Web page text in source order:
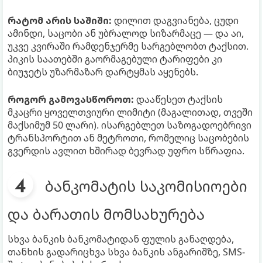
რატომ არის საშიში: დილით დაგვიანება, ცუდი
ამინდი, საცობი ან უბრალოდ სიზარმაცე — და აი,
უკვე კვირაში რამდენჯერმე სარგებლობთ ტაქსით.
პიკის საათებში გაორმაგებული ტარიფები კი
ბიუჯეტს უზარმაზარ დარტყმას აყენებს.
როგორ გამოვასწოროთ: დააწესეთ ტაქსის
მკაცრი ყოველთვიური ლიმიტი (მაგალითად, თვეში
მაქსიმუმ 50 ლარი). ისარგებლეთ საზოგადოებრივი
ტრანსპორტით ან მეტროთი, რომელიც საცობების
გვერდის ავლით ხშირად ბევრად უფრო სწრაფია.
ბანკომატის საკომისიოები
და ბარათის მომსახურება
სხვა ბანკის ბანკომატიდან ფულის განაღდება,
თანხის გადარიცხვა სხვა ბანკის ანგარიშზე, SMS-